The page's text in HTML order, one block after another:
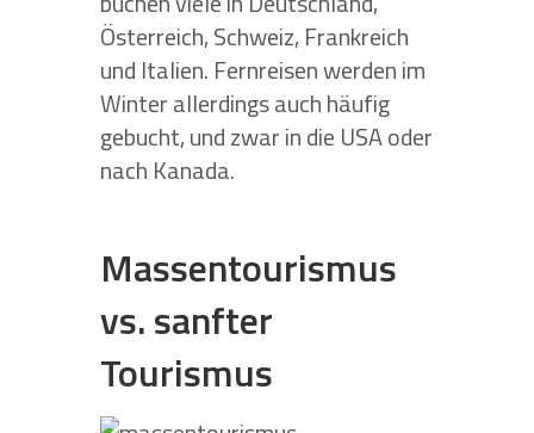
Österreich, Schweiz, Frankreich
und Italien. Fernreisen werden im
Winter allerdings auch häufig
gebucht, und zwar in die USA oder
nach Kanada.
Massentourismus
vs. sanfter
Tourismus